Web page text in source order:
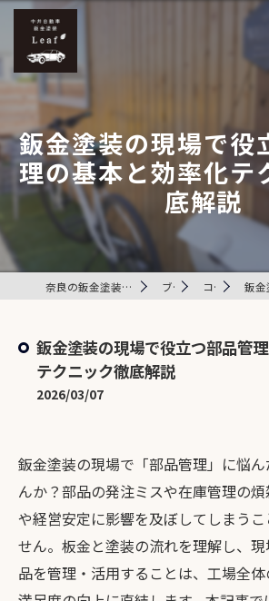
鈑金塗装の現場で役
理の基本と効率化テ
底解説
奈良の鈑金塗装は中井自動車鈑金塗装 Leaf ブログ コラム 鈑金塗装の
鈑金塗装の現場で役立つ部品管
テクニック徹底解説
2026/03/07
鈑金塗装の現場で「部品管理」に悩
んか？部品の発注ミスや在庫管理の
や経営安定に影響を及ぼしてしまう
せん。板金と塗装の流れを理解し、
品を管理・活用することは、工場全